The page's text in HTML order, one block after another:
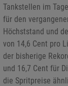
Tankstellen im
für den
Höchststand und
von 14,6 Cent pro
der bisherige
und 16,7 Cent für
die Spritpreise